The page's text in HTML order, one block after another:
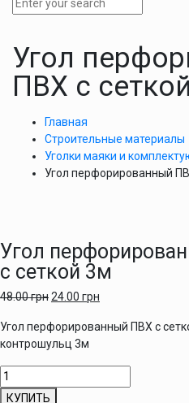
Угол
ПВХ с
Главная
Строительные материалы
Уголки маяки и
Угол перфорированный
Угол
с сеткой 3м
48.00грн24.00 грн
Угол перфорированный ПВХ с
контрошульц 3м
Количество
товара
КУПИТЬ